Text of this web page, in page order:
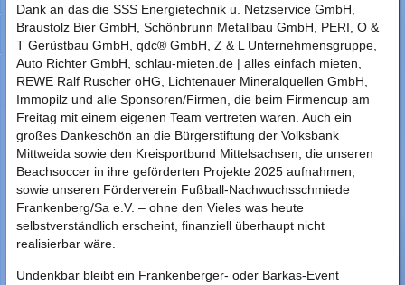
Dank an das die SSS Energietechnik u. Netzservice GmbH,
Braustolz Bier GmbH, Schönbrunn Metallbau GmbH, PERI, O &
T Gerüstbau GmbH, qdc® GmbH, Z & L Unternehmensgruppe,
Auto Richter GmbH, schlau-mieten.de | alles einfach mieten,
REWE Ralf Ruscher oHG, Lichtenauer Mineralquellen GmbH,
Immopilz und alle Sponsoren/Firmen, die beim Firmencup am
Freitag mit einem eigenen Team vertreten waren. Auch ein
großes Dankeschön an die Bürgerstiftung der Volksbank
Mittweida sowie den Kreisportbund Mittelsachsen, die unseren
Beachsoccer in ihre geförderten Projekte 2025 aufnahmen,
sowie unseren Förderverein Fußball-Nachwuchsschmiede
Frankenberg/Sa e.V. – ohne den Vieles was heute
selbstverständlich erscheint, finanziell überhaupt nicht
realisierbar wäre.
Undenkbar bleibt ein Frankenberger- oder Barkas-Event